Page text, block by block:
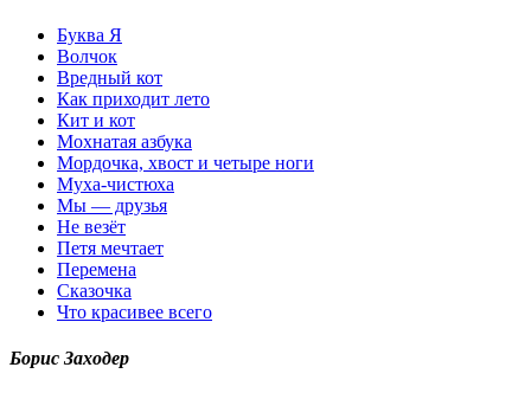
Буква Я
Волчок
Вредный кот
Как приходит лето
Кит и кот
Мохнатая азбука
Мордочка, хвост и четыре ноги
Муха-чистюха
Мы — друзья
Не везёт
Петя мечтает
Перемена
Сказочка
Что красивее всего
Борис Заходер